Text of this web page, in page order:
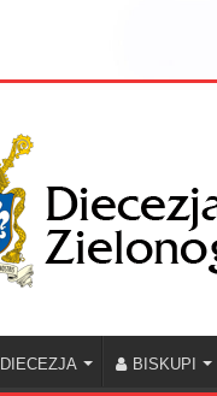
DIECEZJA BISKUPI